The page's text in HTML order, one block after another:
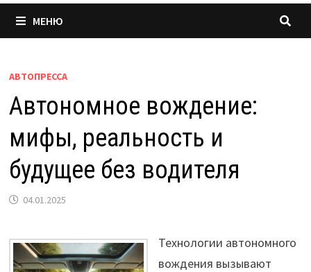
МЕНЮ
АВТОПРЕССА
Автономное вождение:
мифы, реальность и
будущее без водителя
04.01.2025
Технологии автономного
вождения вызывают